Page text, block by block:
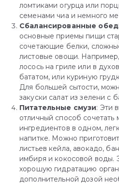
ломтиками огурца или
семенами чиа и немного
Сбалансированные
основные приемы пищи
сочетающие белки,
листовые овощи.
лосось на гриле или в
бататом, или куриную
Для большей сытости,
закуски салат из зелени с
Питательные смузи: Эти
отличный способ
ингредиентов в одном,
напитке. Можно
листьев кейла, авокадо,
имбиря и кокосовой воды.
хорошую гидратацию
дополнительной дозой